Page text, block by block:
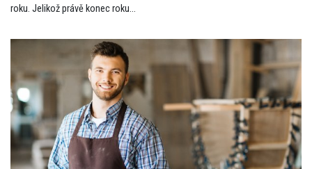
roku. Jelikož právě konec roku...